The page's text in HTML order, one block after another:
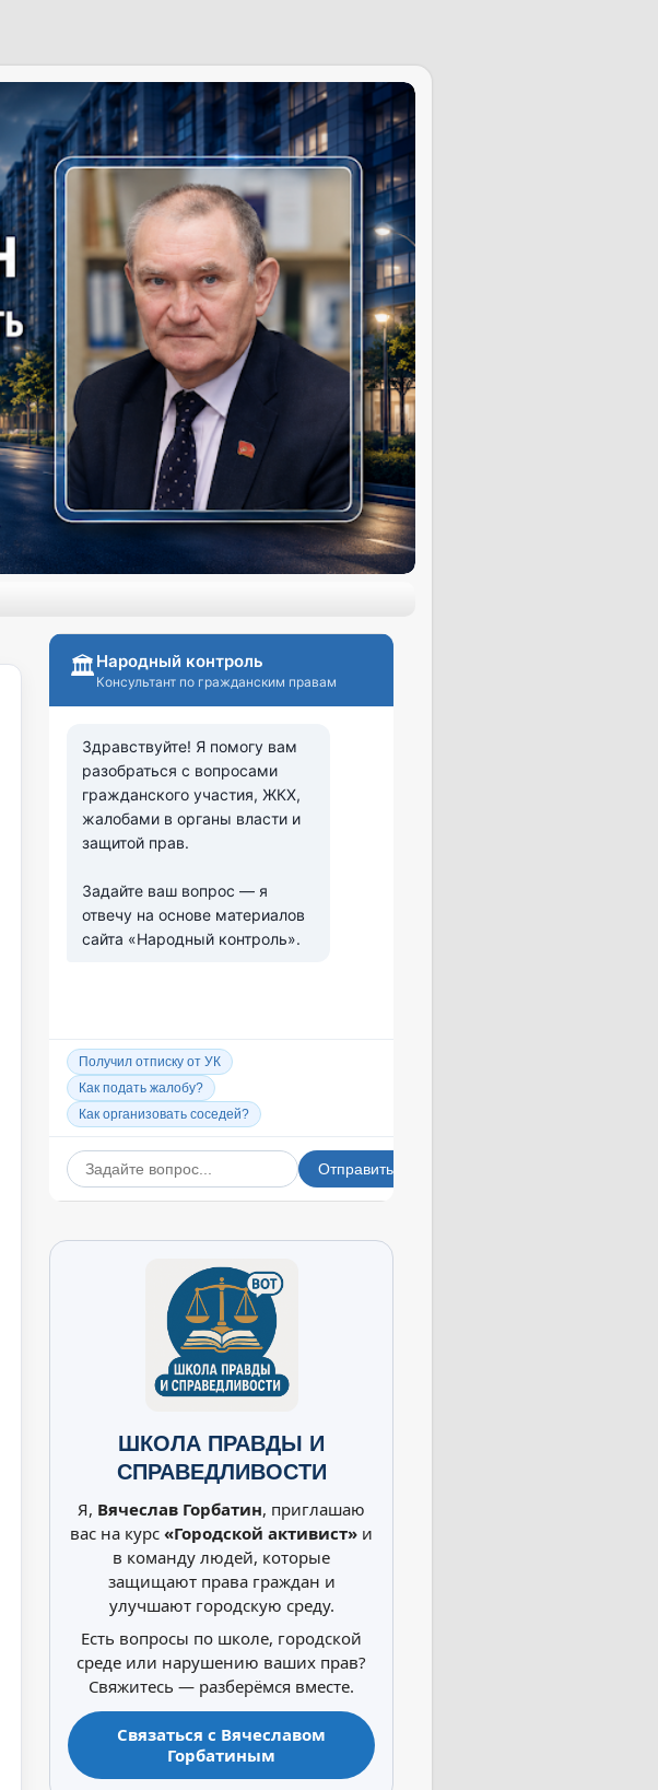
ШКОЛА ПРАВДЫ И
СПРАВЕДЛИВОСТИ
Я, Вячеслав Горбатин, приглашаю
вас на курс «Городской активист» и
в команду людей, которые
защищают права граждан и
улучшают городскую среду.
Есть вопросы по школе, городской
среде или нарушению ваших прав?
Свяжитесь — разберёмся вместе.
Связаться с Вячеславом
Горбатиным